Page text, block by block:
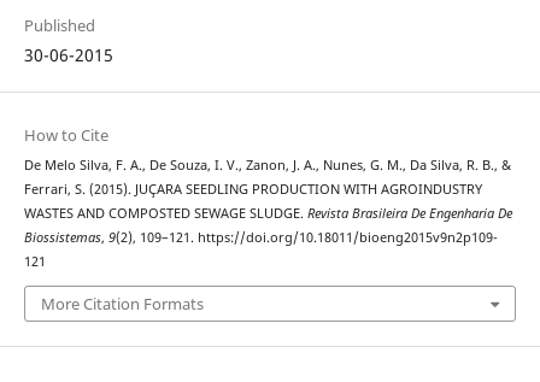
Published
30-06-2015
How to Cite
De Melo Silva, F. A., De Souza, I. V., Zanon, J. A., Nunes, G. M., Da Silva, R. B., &
Ferrari, S. (2015). JUÇARA SEEDLING PRODUCTION WITH AGROINDUSTRY
WASTES AND COMPOSTED SEWAGE SLUDGE. Revista Brasileira De Engenharia De
Biossistemas, 9(2), 109–121. https://doi.org/10.18011/bioeng2015v9n2p109-
121
More Citation Formats